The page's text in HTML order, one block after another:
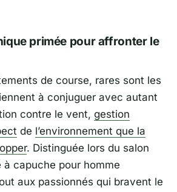
primée pour affronter le
de course, rares sont les
à conjuguer avec autant
contre le vent, gestion
de l’environnement que la
. Distinguée lors du salon
capuche pour homme
aux passionnés qui bravent le